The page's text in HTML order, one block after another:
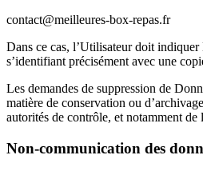
contact@meilleures-box-repas.fr
Dans ce cas, l’Utilisateur doit
s’identifiant précisément avec une
Les demandes de suppression de
matière de conservation ou
autorités de contrôle, et notamment
Non-communication des